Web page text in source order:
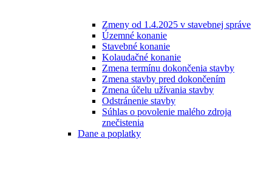
Zmeny od 1.4.2025 v stavebnej správe
Územné konanie
Stavebné konanie
Kolaudačné konanie
Zmena termínu dokončenia stavby
Zmena stavby pred dokončením
Zmena účelu užívania stavby
Odstránenie stavby
Súhlas o povolenie malého zdroja
znečistenia
Dane a poplatky